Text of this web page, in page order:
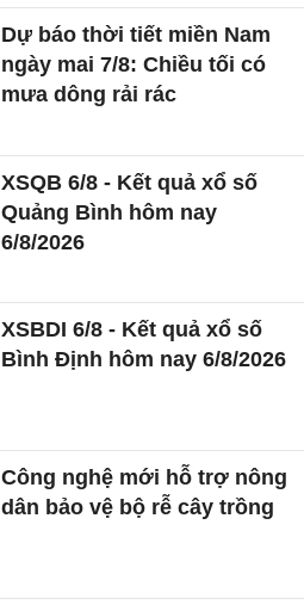
Dự báo thời tiết miền Nam
ngày mai 7/8: Chiều tối có
mưa dông rải rác
XSQB 6/8 - Kết quả xổ số
Quảng Bình hôm nay
6/8/2026
XSBDI 6/8 - Kết quả xổ số
Bình Định hôm nay 6/8/2026
Công nghệ mới hỗ trợ nông
dân bảo vệ bộ rễ cây trồng